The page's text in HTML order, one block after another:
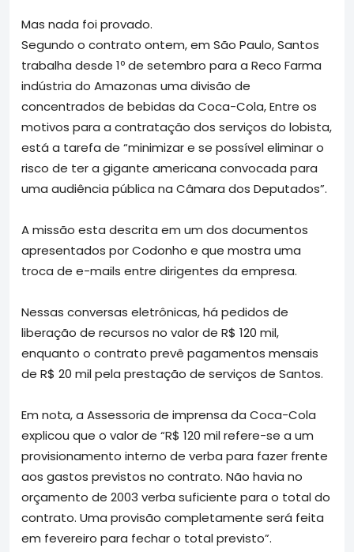
Mas nada foi provado.
Segundo o contrato ontem, em São Paulo, Santos
trabalha desde 1º de setembro para a Reco Farma
indústria do Amazonas uma divisão de
concentrados de bebidas da Coca-Cola, Entre os
motivos para a contratação dos serviços do lobista,
está a tarefa de “minimizar e se possível eliminar o
risco de ter a gigante americana convocada para
uma audiência pública na Câmara dos Deputados”.
A missão esta descrita em um dos documentos
apresentados por Codonho e que mostra uma
troca de e-mails entre dirigentes da empresa.
Nessas conversas eletrônicas, há pedidos de
liberação de recursos no valor de R$ 120 mil,
enquanto o contrato prevê pagamentos mensais
de R$ 20 mil pela prestação de serviços de Santos.
Em nota, a Assessoria de imprensa da Coca-Cola
explicou que o valor de “R$ 120 mil refere-se a um
provisionamento interno de verba para fazer frente
aos gastos previstos no contrato. Não havia no
orçamento de 2003 verba suficiente para o total do
contrato. Uma provisão completamente será feita
em fevereiro para fechar o total previsto”.